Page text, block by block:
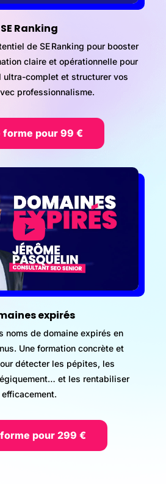
SE Ranking
de SE Ranking pour booster
claire et opérationnelle pour
ultra-complet et structurer vos
professionnalisme.
forme pour 99 €
expirés
noms de domaine expirés en
Une formation concrète et
détecter les pépites, les
et les rentabiliser
efficacement.
pour 299 €